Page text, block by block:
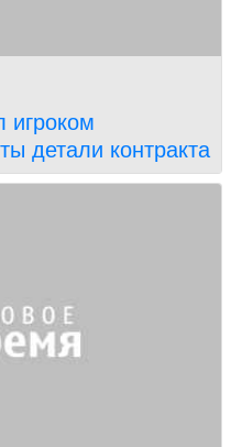
игроком
детали контракта